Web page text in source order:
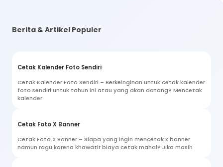
Berita & Artikel Populer
Cetak Kalender Foto Sendiri
Cetak Kalender Foto Sendiri – Berkeinginan untuk cetak kalender
foto sendiri untuk tahun ini atau yang akan datang? Mencetak
kalender
Cetak Foto X Banner
Cetak Foto X Banner – Siapa yang ingin mencetak x banner
namun ragu karena khawatir biaya cetak mahal? Jika masih